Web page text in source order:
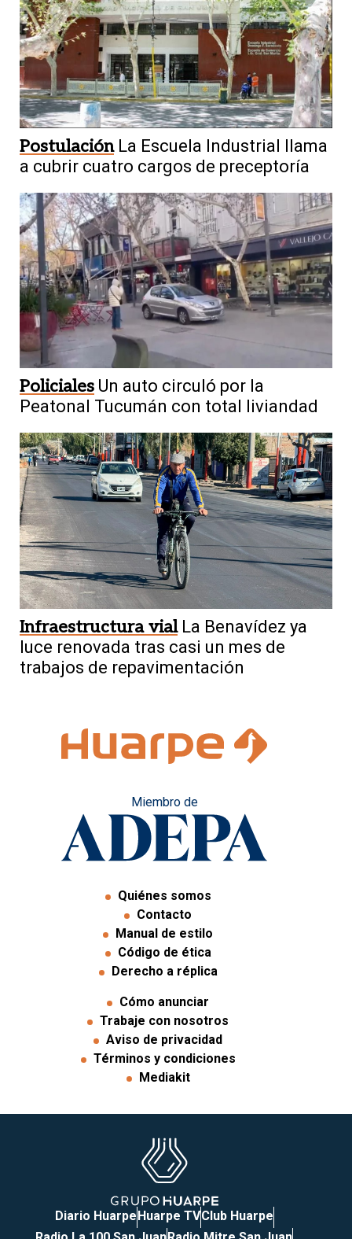
Postulación La Escuela Industrial llama
a cubrir cuatro cargos de preceptoría
Policiales Un auto circuló por la
Peatonal Tucumán con total liviandad
Infraestructura vial La Benavídez ya
luce renovada tras casi un mes de
trabajos de repavimentación
Miembro de
Quiénes somos
Contacto
Manual de estilo
Código de ética
Derecho a réplica
Cómo anunciar
Trabaje con nosotros
Aviso de privacidad
Términos y condiciones
Mediakit
Diario HuarpeHuarpe TVClub Huarpe